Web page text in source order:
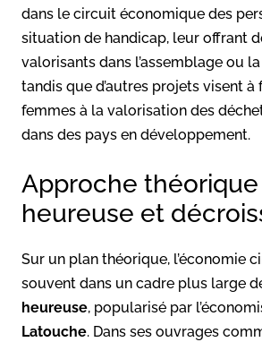
dans le circuit économique des
situation de handicap, leur offrant
valorisants dans l’assemblage ou
tandis que d’autres projets visent à
femmes à la valorisation des
dans des pays en développement.
Approche
heureuse et
Sur un plan théorique, l’économie
souvent dans un cadre plus large
heureuse, popularisé par
Latouche. Dans ses ouvrages